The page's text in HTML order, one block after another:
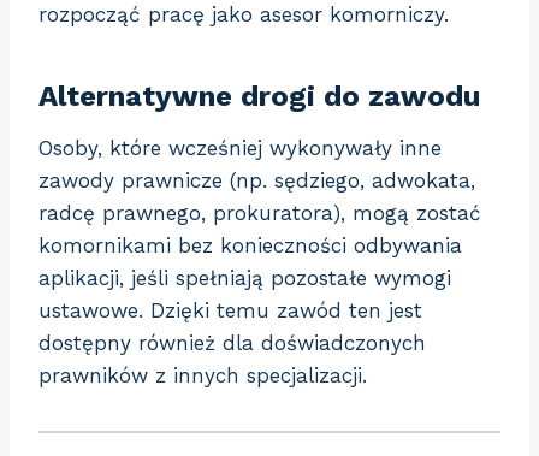
rozpocząć pracę jako asesor komorniczy.
Alternatywne drogi do zawodu
Osoby, które wcześniej wykonywały inne
zawody prawnicze (np. sędziego, adwokata,
radcę prawnego, prokuratora), mogą zostać
komornikami bez konieczności odbywania
aplikacji, jeśli spełniają pozostałe wymogi
ustawowe. Dzięki temu zawód ten jest
dostępny również dla doświadczonych
prawników z innych specjalizacji.